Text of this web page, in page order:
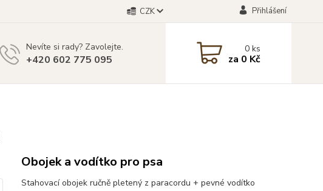
CZK Přihlášení
Nevíte si rady? Zavolejte.
+420 602 775 095
0ks
za 0 Kč
Obojek a vodítko pro psa
Stahovací obojek ručně pletený z paracordu + pevné vodítko